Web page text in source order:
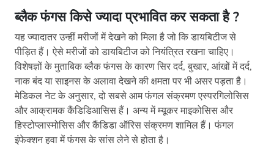
ब्लैक फंगस किसे ज्यादा प्रभावित कर सकता है ?
यह ज्यादातर उन्हीं मरीजों में देखने को मिला है जो कि डायबिटीज से
पीड़ित हैं। ऐसे मरीजों को डायबिटीज को नियंत्रित रखना चाहिए।
विशेषज्ञों के मुताबिक ब्लैक फंगस के कारण सिर दर्द, बुखार, आंखों में दर्द,
नाक बंद या साइनस के अलावा देखने की क्षमता पर भी असर पड़ता है।
मेडिकल नेट के अनुसार, दो सबसे आम फंगल संक्रमण एस्परगिलोसिस
और आक्रामक कैंडिडिआसिस हैं। अन्य में म्यूकर माइकोसिस और
हिस्टोप्लास्मोसिस और कैंडिडा ऑरिस संक्रमण शामिल हैं। फंगल
इंफेक्शन हवा में फंगस के सांस लेने से होता है।